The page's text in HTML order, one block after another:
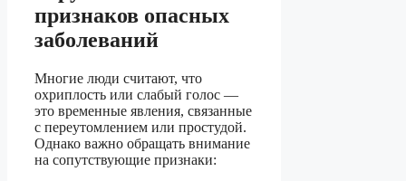
признаков опасных
заболеваний
Многие люди считают, что
охриплость или слабый голос —
это временные явления, связанные
с переутомлением или простудой.
Однако важно обращать внимание
на сопутствующие признаки: